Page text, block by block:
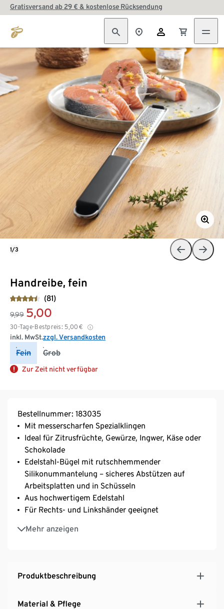
Gratisversand ab 29 € & kostenlose Rücksendung
Handreibe, fein
(81)
9,99 5,00
30-Tage-Bestpreis: 5,00 €
inkl. MwSt.zzgl. Versandkosten
Fein Grob
Zur Zeit nicht verfügbar
1/3
Bestellnummer: 183035
Mit messerscharfen Spezialklingen
Ideal für Zitrusfrüchte, Gewürze, Ingwer, Käse oder
Schokolade
Edelstahl-Bügel mit rutschhemmender
Silikonummantelung – sicheres Abstützen auf
Arbeitsplatten und in Schüsseln
Aus hochwertigem Edelstahl
Für Rechts- und Linkshänder geeignet
Mehr anzeigen
Inkl. Klingenschutz
Produktbeschreibung
Material & Pflege